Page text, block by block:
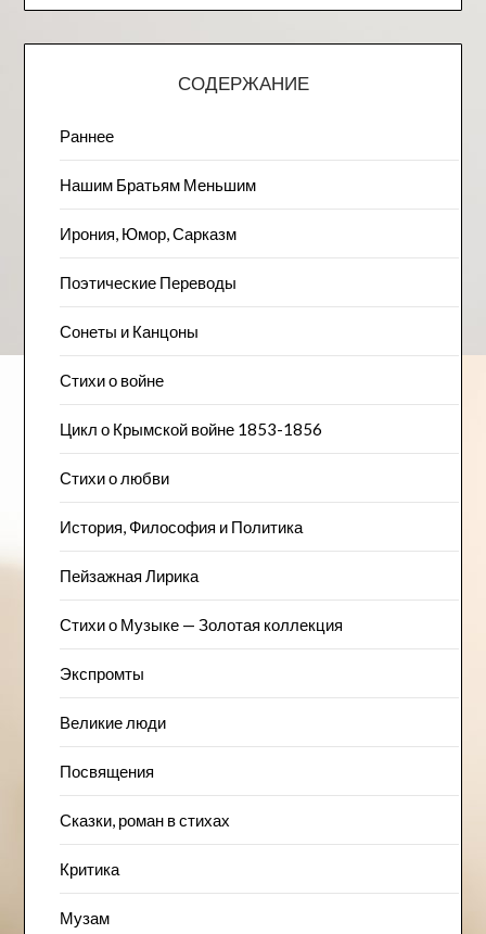
СОДЕРЖАНИЕ
Раннее
Нашим Братьям Меньшим
Ирония, Юмор, Сарказм
Поэтические Переводы
Сонеты и Канцоны
Стихи о войне
Цикл о Крымской войне 1853-1856
Стихи о любви
История, Философия и Политика
Пейзажна​я Лирика
Стихи о Музыке — Золотая коллекция
Экспромты
Великие люди
Посвящения
Сказки, роман в стихах
Критика
Музам